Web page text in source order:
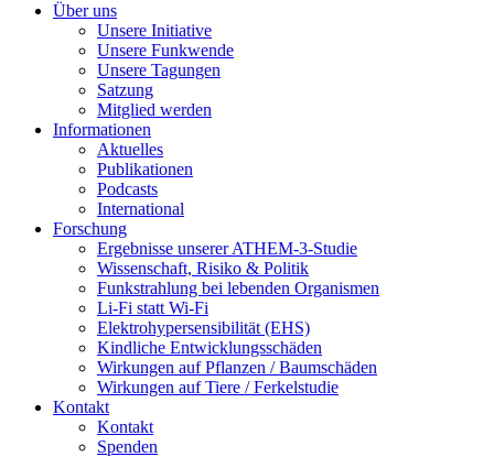
Über uns
Unsere Initiative
Unsere Funkwende
Unsere Tagungen
Satzung
Mitglied werden
Informationen
Aktuelles
Publikationen
Podcasts
International
Forschung
Ergebnisse unserer ATHEM-3-Studie
Wissenschaft, Risiko & Politik
Funkstrahlung bei lebenden Organismen
Li-Fi statt Wi-Fi
Elektrohypersensibilität (EHS)
Kindliche Entwicklungsschäden
Wirkungen auf Pflanzen / Baumschäden
Wirkungen auf Tiere / Ferkelstudie
Kontakt
Kontakt
Spenden